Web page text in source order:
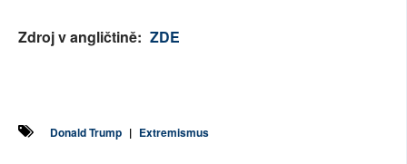
Zdroj v angličtině: ZDE
Donald Trump | Extremismus